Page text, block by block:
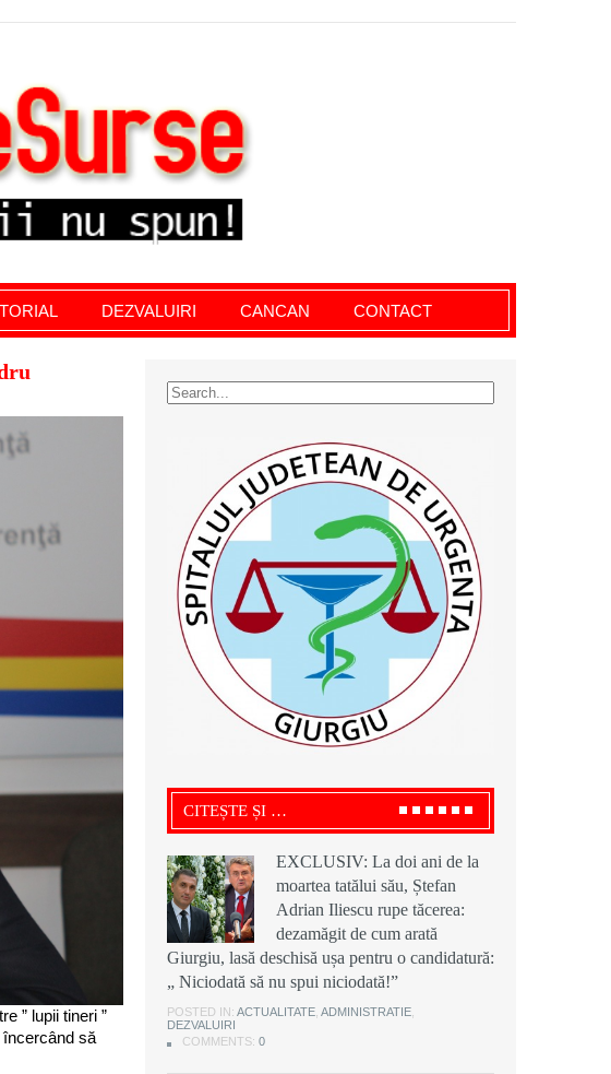
editoriale giurgiu, dezvaluiri, soc, cancan, stiri locale
DEZVALUIRI CANCAN CONTACT
” lupii tineri ”
încercând să
CITEȘTE ȘI …
EXCLUSIV: La doi ani de la
moartea tatălui său, Ștefan
Adrian Iliescu rupe tăcerea:
dezamăgit de cum arată
Giurgiu, lasă deschisă ușa pentru o candidatură:
„ Niciodată să nu spui niciodată!”
POSTED IN: ACTUALITATE ADMINISTRATIE
DEZVALUIRI
COMMENTS: 0